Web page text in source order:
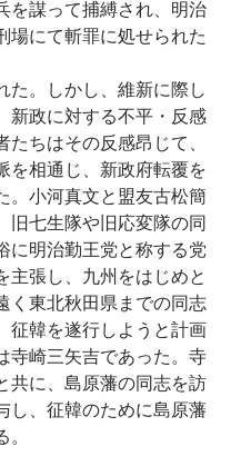
を謀って捕縛され、明治
場にて斬罪に処せられた
。しかし、維新に際し
新政に対する不平・反感
ちはその反感昂じて、
を相通じ、新政府転覆を
。小河真文と盟友古松簡
旧七生隊や旧応変隊の同
に明治勤王党と称する党
主張し、九州をはじめと
く東北秋田県までの同志
征韓を遂行しようと計画
寺崎三矢吉であった。寺
共に、島原藩の同志を訪
し、征韓のために島原藩